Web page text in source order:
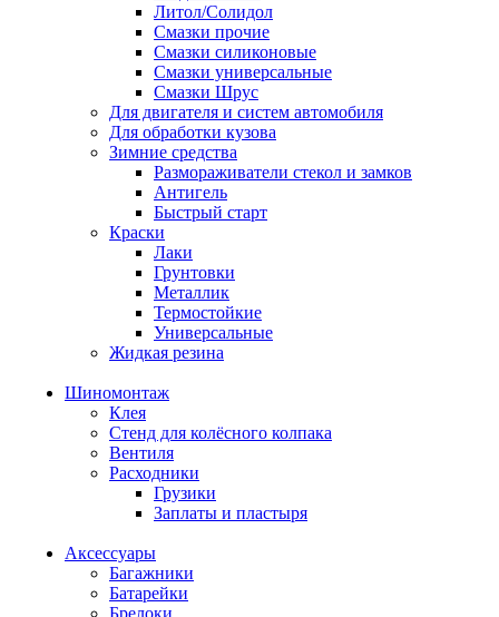
Литол/Солидол
Смазки прочие
Смазки силиконовые
Смазки универсальные
Смазки Шрус
Для двигателя и систем автомобиля
Для обработки кузова
Зимние средства
Размораживатели стекол и замков
Антигель
Быстрый старт
Краски
Лаки
Грунтовки
Металлик
Термостойкие
Универсальные
Жидкая резина
Шиномонтаж
Клея
Стенд для колёсного колпака
Вентиля
Расходники
Грузики
Заплаты и пластыря
Аксессуары
Багажники
Батарейки
Брелоки